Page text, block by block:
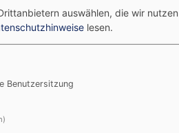
Kirchenband "taste 'n' go" ist
Ebermergen jeden Mittwoch
auswählen, die wir
lesen.
Benutzersitzung